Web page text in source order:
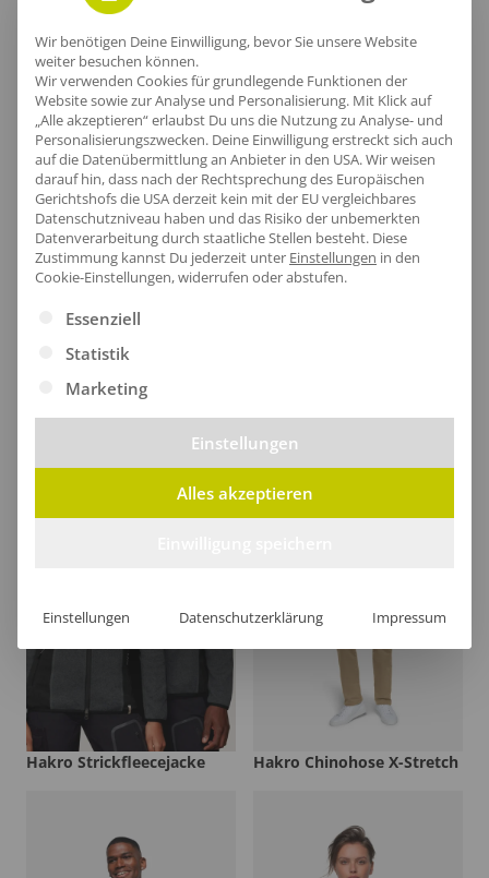
Lieferzeit
[jgm-review-widget]
Kundenprojekte
Kombi Produkte
Hakro Strickfleecejacke Hakro Chinohose X-Stretch
Wir benötigen Deine Einwilligung, bevor Sie unsere Website
weiter besuchen können.
Wir verwenden Cookies für grundlegende Funktionen der
Website sowie zur Analyse und Personalisierung. Mit Klick auf
„Alle akzeptieren“ erlaubst Du uns die Nutzung zu Analyse- und
Personalisierungszwecken. Deine Einwilligung erstreckt sich auch
auf die Datenübermittlung an Anbieter in den USA. Wir weisen
darauf hin, dass nach der Rechtsprechung des Europäischen
Gerichtshofs die USA derzeit kein mit der EU vergleichbares
Datenschutzniveau haben und das Risiko der unbemerkten
Datenverarbeitung durch staatliche Stellen besteht. Diese
Zustimmung kannst Du jederzeit unter Einstellungen in den
Cookie-Einstellungen, widerrufen oder abstufen.
Es folgt eine Liste der Service-Gruppen, für die eine
Essenziell
Statistik
Marketing
Einstellungen
Alles akzeptieren
Einstellungen Datenschutzerklärung Impressum